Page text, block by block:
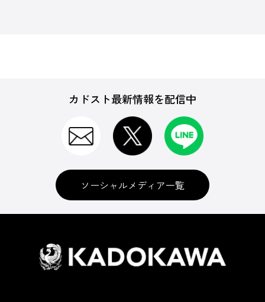
カドスト最新情報を配信中
ソーシャルメディア一覧